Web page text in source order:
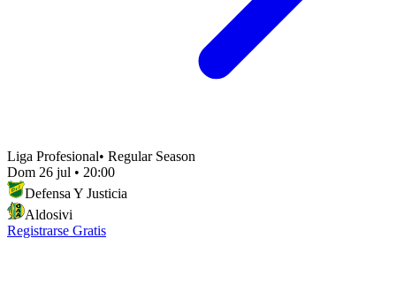
Liga Profesional• Regular Season
Dom 26 jul • 20:00
Defensa Y Justicia
Aldosivi
Registrarse Gratis